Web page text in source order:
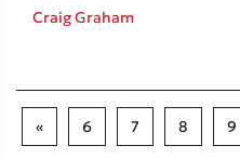
Craig Graham
« 6 7 8 9